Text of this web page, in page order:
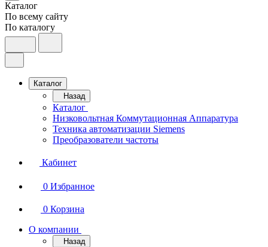
Каталог
По всему сайту
По каталогу
Каталог
Назад
Каталог
Низковольтная Коммутационная Аппаратура
Техника автоматизации Siemens
Преобразователи частоты
Кабинет
0 Избранное
0 Корзина
О компании
Назад